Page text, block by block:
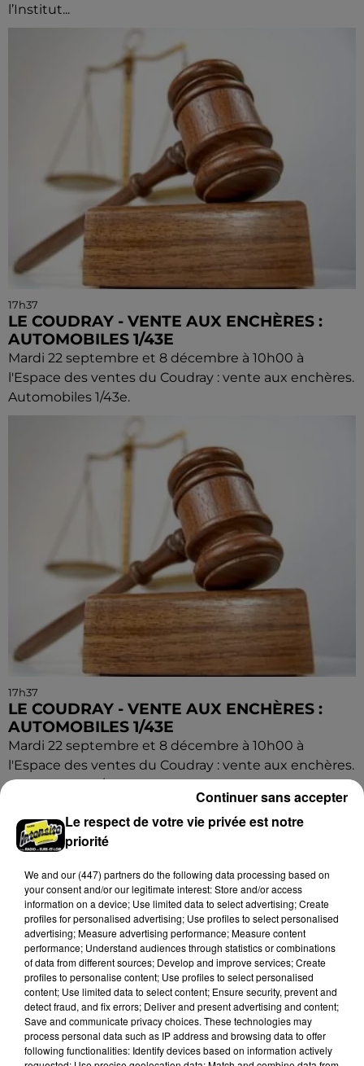
l’Institut...
17h37
LE COUDRAY - VENTE AUX ENCHÈRES :
AUTOMOBILES 1/43E
Mardi 22 septembre et 8 décembre à 10h00 à
l'Espace des ventes du Coudray : vente aux enchères.
Automobiles 1/43e.
17h37
LE COUDRAY - VENTE AUX ENCHÈRES :
AUTOMOBILES 1/43E
Mardi 22 septembre et 8 décembre à 10h00 à
l'Espace des ventes du Coudray : vente aux enchères.
Automobiles 1/43e.
Le respect de votre vie privée est notre
priorité
We and our (447) partnersdo the following data processing based on
your consent and/or our legitimate interest: Store and/or access
information on a device; Use limited data to select advertising; Create
profiles for personalised advertising; Use profiles to select personalised
advertising; Measure advertising performance; Measure content
performance; Understand audiences through statistics or combinations
of data from different sources; Develop and improve services; Create
profiles to personalise content; Use profiles to select personalised
content; Use limited data to select content; Ensure security, prevent and
detect fraud, and fix errors; Deliver and present advertising and content;
Save and communicate privacy choices. These technologies may
process personal data such as IP address and browsing data to offer
following functionalities: Identify devices based on information actively
Continuer sans accepter